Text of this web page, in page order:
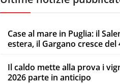
Case al mare in Puglia: il
estera, il Gargano cresce del
Il caldo mette alla prova i
2026 parte in anticipo